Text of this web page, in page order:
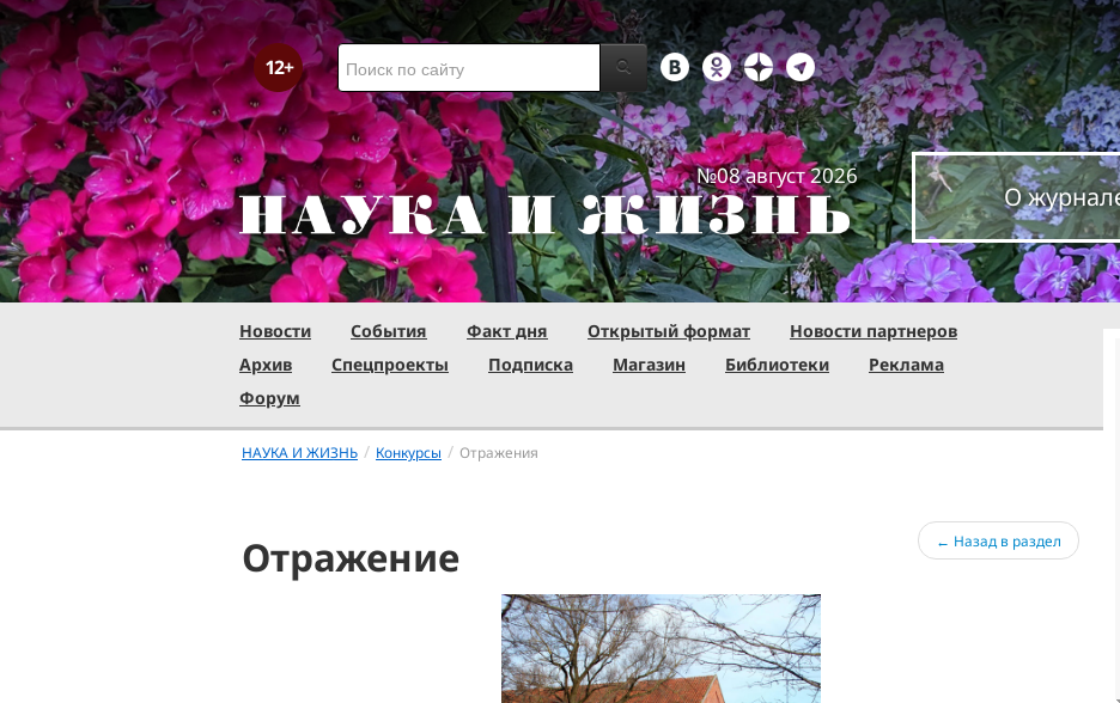
№08 август 2026
О
Новости События Факт дня Открытый формат
Новости партнеров
Архив
Спецпроекты Подписка Магазин Библиотеки
Реклама
Форум
НАУКА И ЖИЗНЬ / Конкурсы / Отражения
← Назад в раздел
Отражение